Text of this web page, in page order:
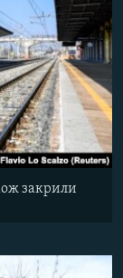
закрили